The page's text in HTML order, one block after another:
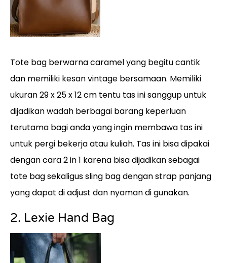
Tote bag berwarna caramel yang begitu cantik
dan memiliki kesan vintage bersamaan. Memiliki
ukuran 29 x 25 x 12 cm tentu tas ini sanggup untuk
dijadikan wadah berbagai barang keperluan
terutama bagi anda yang ingin membawa tas ini
untuk pergi bekerja atau kuliah. Tas ini bisa dipakai
dengan cara 2 in 1 karena bisa dijadikan sebagai
tote bag sekaligus sling bag dengan strap panjang
yang dapat di adjust dan nyaman di gunakan.
2. Lexie Hand Bag